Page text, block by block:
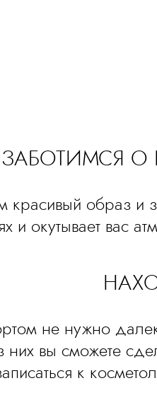
ЗАБОТИМСЯ
красивый образ
и окутывает вас
не нужно
вы сможете
к